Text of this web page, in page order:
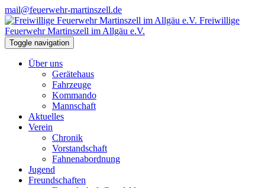
mail@feuerwehr-martinszell.de
Freiwillige
Feuerwehr Martinszell im Allgäu e.V.
Toggle navigation
Über uns
Gerätehaus
Fahrzeuge
Kommando
Mannschaft
Aktuelles
Verein
Chronik
Vorstandschaft
Fahnenabordnung
Jugend
Freundschaften